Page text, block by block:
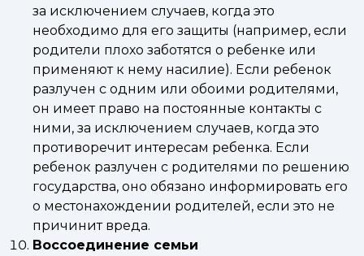
за исключением случаев, когда это
необходимо для его защиты (например, если
родители плохо заботятся о ребенке или
применяют к нему насилие). Если ребенок
разлучен с одним или обоими родителями,
он имеет право на постоянные контакты с
ними, за исключением случаев, когда это
противоречит интересам ребенка. Если
ребенок разлучен с родителями по решению
государства, оно обязано информировать его
о местонахождении родителей, если это не
причинит вреда.
Воссоединение семьи